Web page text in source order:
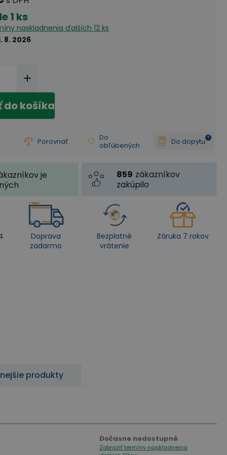
1 ks
naskladnenia ďalších 12 ks
8. 2026
do košíka
Porovnať
Do
obľúbených
Do dopytu
je
859 zákazníkov
zakúpilo
Doprava
zadarmo
Bezplatné
vrátenie
Záruka 7 rokov
produkty
Dočasne nedostupné
Zobraziť termíny naskladnenia